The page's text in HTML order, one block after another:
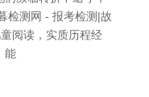
检测网 - 报考检测|故
阅读，实质历程经
能